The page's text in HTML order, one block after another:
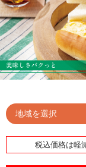
今週の新商品
来週の新商品
商品カテゴリ一覧
セブンプレミアム
食の安全・安心へ
サービス
サービストップ
nanacoトップ
マルチコピー機で
マルチコピー機で
便利なサービス
企業情報
企業情報トップ
ニュースリリース
ごあいさつ
私たちの取組み
サステナビリティ
サステナビリティ
地域を選択
税込価格は軽